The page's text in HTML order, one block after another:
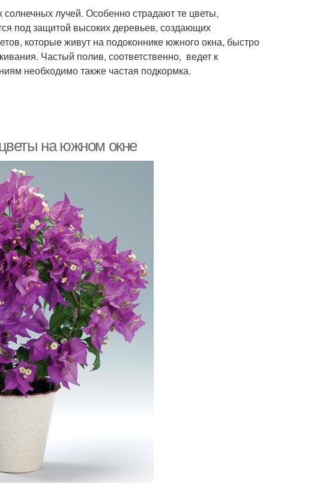
лучей. Особенно страдают те цветы,
под защитой высоких деревьев, создающих
которые живут на подоконнике южного окна, быстро
Частый полив, соответственно, ведет к
необходимо также частая подкормка.
на южном окне